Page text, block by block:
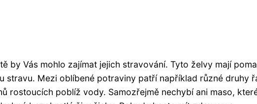
by Vás mohlo zajímat jejich stravování. Tyto želvy mají
stravu. Mezi oblíbené potraviny patří například různé druhy
rostoucích poblíž vody. Samozřejmě nechybí ani maso,